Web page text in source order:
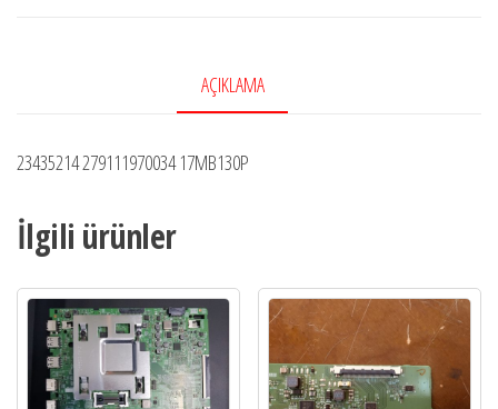
AÇIKLAMA
23435214 279111970034 17MB130P
İlgili ürünler